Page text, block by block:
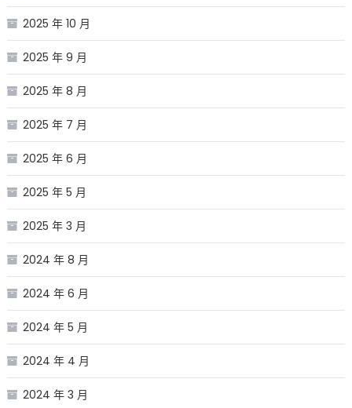
2025 年 10 月
2025 年 9 月
2025 年 8 月
2025 年 7 月
2025 年 6 月
2025 年 5 月
2025 年 3 月
2024 年 8 月
2024 年 6 月
2024 年 5 月
2024 年 4 月
2024 年 3 月